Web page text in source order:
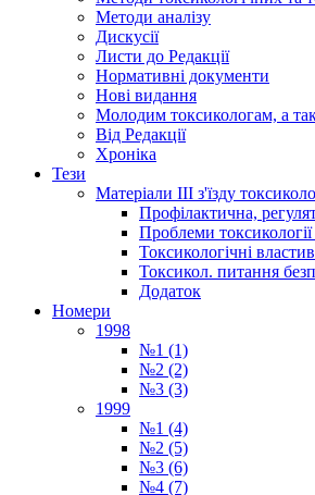
Методи аналізу
Дискусії
Листи до Редакції
Нормативні документи
Нові видання
Молодим токсикологам, а
Від Редакції
Хроніка
Тези
Матеріали ІІІ з'їзду
Профілактична,
Проблеми токсикології
Токсикологічні
Токсикол. питання
Додаток
Номери
1998
№1 (1)
№2 (2)
№3 (3)
1999
№1 (4)
№2 (5)
№3 (6)
№4 (7)